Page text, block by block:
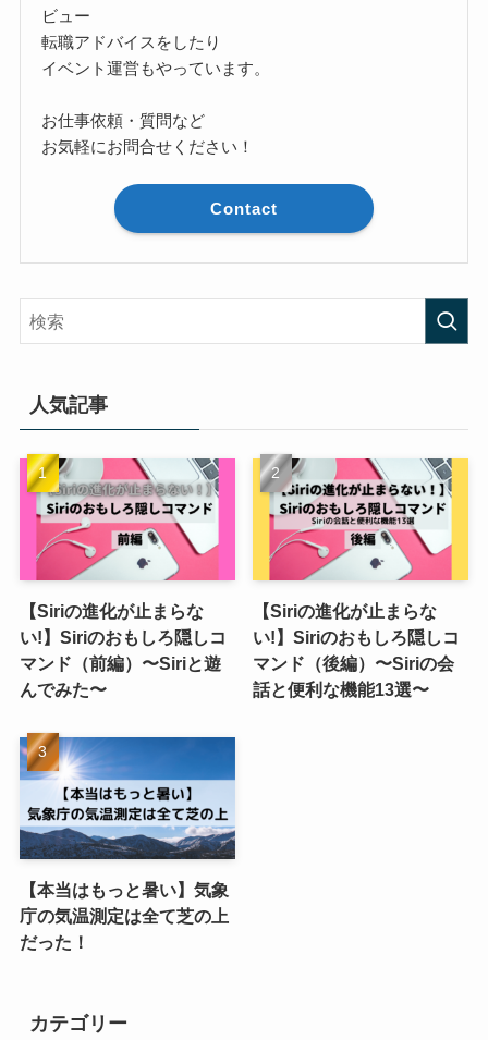
ビュー
転職アドバイスをしたり
イベント運営もやっています。
お仕事依頼・質問など
お気軽にお問合せください！
Contact
人気記事
【Siriの進化が止まらな
い!】Siriのおもしろ隠しコ
マンド（前編）〜Siriと遊
んでみた〜
【Siriの進化が止まらな
い!】Siriのおもしろ隠しコ
マンド（後編）〜Siriの会
話と便利な機能13選〜
【本当はもっと暑い】気象
庁の気温測定は全て芝の上
だった！
カテゴリー